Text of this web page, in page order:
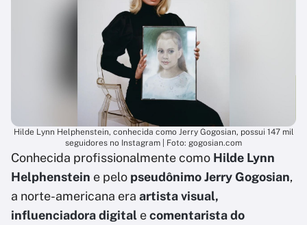
Hilde Lynn Helphenstein, conhecida como Jerry Gogosian, possui 147 mil
seguidores no Instagram | Foto: gogosian.com
Conhecida profissionalmente como Hilde Lynn
Helphenstein e pelo pseudônimo Jerry Gogosian,
a norte-americana era artista visual,
influenciadora digital ecomentarista do